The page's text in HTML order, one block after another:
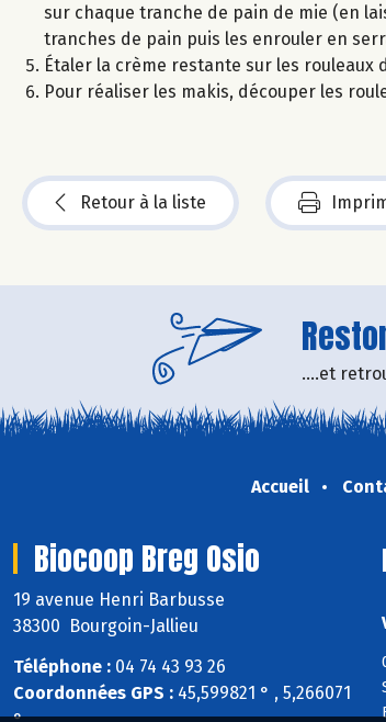
sur chaque tranche de pain de mie (en
tranches de pain puis les enrouler en
Étaler la crème restante sur les rouleaux
Pour réaliser les makis, découper les
Retour à la liste
....et
Accueil
Biocoop Breg Osio
19 avenue Henri Barbusse
38300 Bourgoin-Jallieu
Téléphone : 04 74 43 93 26
Coordonnées GPS : 45,599821 ° , 5,266071